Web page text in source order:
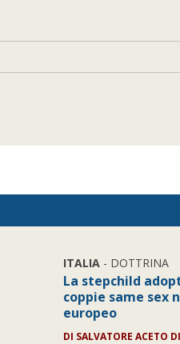
ITALIA- DOTTRINA
La stepchild
coppie same sex
europeo
DI SALVATORE ACETO